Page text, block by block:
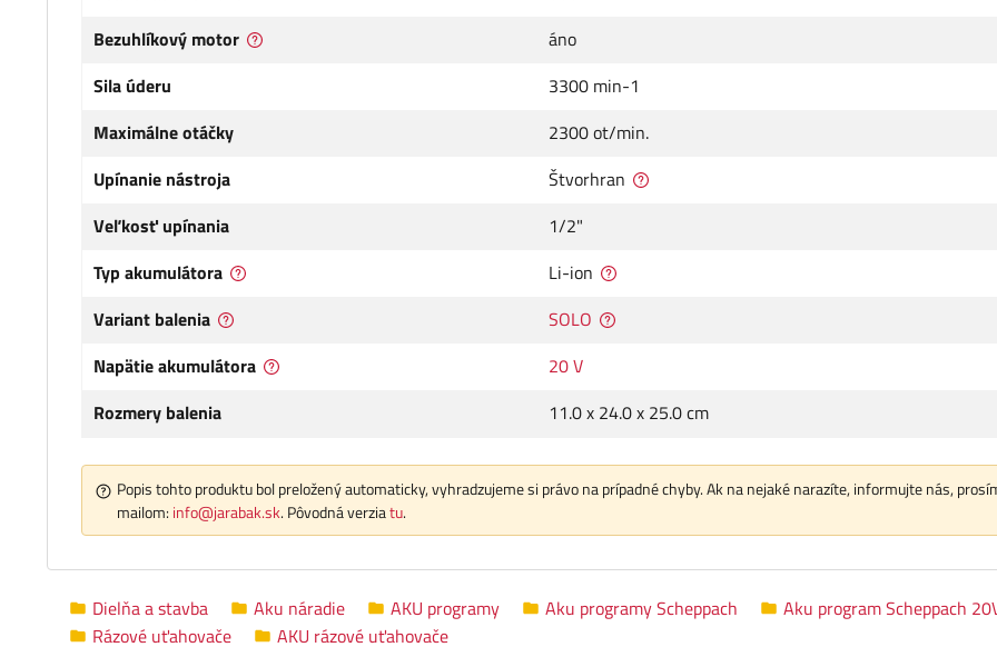
Bezuhlíkový motor
áno
Sila úderu
3300 min-1
Maximálne otáčky
2300 ot/min.
Upínanie nástroja
Štvorhran
Veľkosť upínania
1/2"
Typ akumulátora
Li-ion
Variant balenia
SOLO
Napätie akumulátora
20 V
Rozmery balenia
11.0 x 24.0 x 25.0 cm
Popis tohto produktu bol preložený automaticky, vyhradzujeme si právo na prípadné chyby. Ak na nejaké narazíte, informujte nás,
mailom: info@jarabak.sk. Pôvodná verziatu.
Dielňa a stavba Aku náradie AKU programy Aku programy Scheppach
Aku program Scheppach
Rázové uťahovače
AKU rázové uťahovače